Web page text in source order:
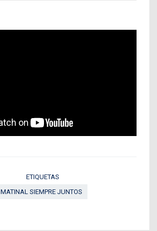
ETIQUETAS
MATINAL SIEMPRE JUNTOS